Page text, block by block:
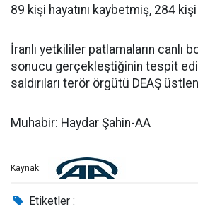
89 kişi hayatını kaybetmiş, 284 kişi
İranlı yetkililer patlamaların canlı
sonucu gerçekleştiğinin tespit
saldırıları terör örgütü DEAŞ
Muhabir: Haydar Şahin-AA
Kaynak:
Etiketler :